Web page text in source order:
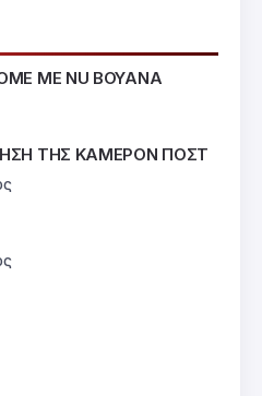
ΜΕ NU BOYANA
ΤΗΣ ΚΑΜΕΡΟΝ ΠΟΣΤ